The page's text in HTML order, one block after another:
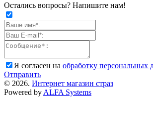
Остались вопросы? Напишите нам!
Я согласен на обработку персональных
Отправить
© 2026. Интернет магазин страз
Powered by ALFA Systems